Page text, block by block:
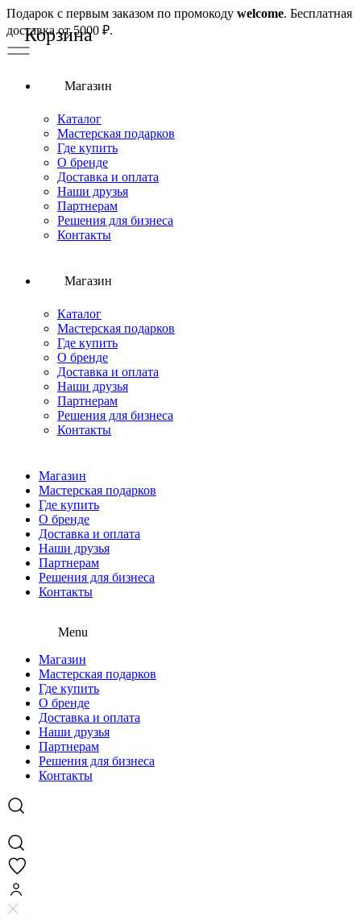
Подарок с первым заказом по промокоду welcome. Бесплатная
доставка от 5000 ₽.
Магазин
Каталог
Мастерская подарков
Где купить
О бренде
Доставка и оплата
Наши друзья
Партнерам
Решения для бизнеса
Контакты
Магазин
Каталог
Мастерская подарков
Где купить
О бренде
Доставка и оплата
Наши друзья
Партнерам
Решения для бизнеса
Контакты
Магазин
Мастерская подарков
Где купить
О бренде
Доставка и оплата
Наши друзья
Партнерам
Решения для бизнеса
Контакты
Menu
Магазин
Мастерская подарков
Где купить
О бренде
Доставка и оплата
Наши друзья
Партнерам
Решения для бизнеса
Контакты